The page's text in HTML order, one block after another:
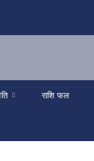
राशि फल